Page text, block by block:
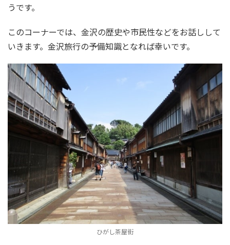
うです。
このコーナーでは、金沢の歴史や市民性などをお話しして
いきます。金沢旅行の予備知識となれば幸いです。
ひがし茶屋街